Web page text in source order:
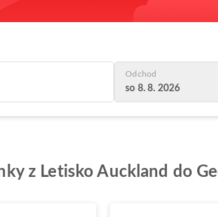
Odchod
so 8. 8. 2026
z Letisko Auckland do